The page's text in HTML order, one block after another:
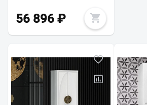
56 896 ₽